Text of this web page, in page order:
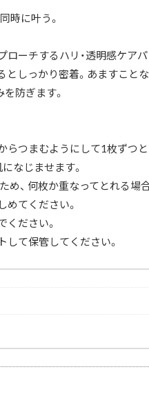
時に叶う。
ーチするハリ・透明感ケアパ
しっかり密着。あますこと
防ぎます。
つまむようにして1枚ずつ
なじませます。
、 何枚か重なってとれる場
てください。
ださい。
て保管してください。